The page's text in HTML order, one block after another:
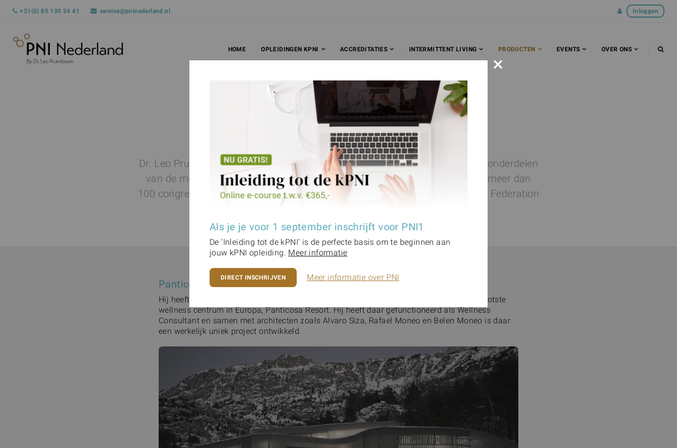
+31(0) 85 130 24 41 service@pninederland.nl Inloggen
HOME OPLEIDINGEN KPNI ACCREDITATIES INTERMITTENT LIVING PRODUCTEN EVENTS OVER ONS
Advies en lezingen
Business consultancy, supervisie en meer
Dr. Leo Pruimboom heeft een uitgebreide portfolio, gerelateerd aan bijna alle onderdelen
van de moderne maatschappij. In de laatste 20 jaar heeft hij gesproken op meer dan
100 congressen. Daaronder vallen congressen voor de International Diabetes Federation
Panticosa resort
Hij heeft de handen van toparchitecten mogen bewegen met de ontwikkeling van het grootste
wellness centrum in Europa, Panticosa Resort. Hij heeft daar gefunctioneerd als Wellness
Consultant en samen met architecten zoals Alvaro Siza, Rafael Moneo en Belen Moneo is daar
een werkelijk uniek project ontwikkeld.
×
Als je je voor 1 september inschrijft voor PNI1
De 'Inleiding tot de kPNI' is de perfecte basis om te beginnen aan
jouw kPNI opleiding. Meer informatie
DIRECT INSCHRIJVEN Meer informatie over PNI